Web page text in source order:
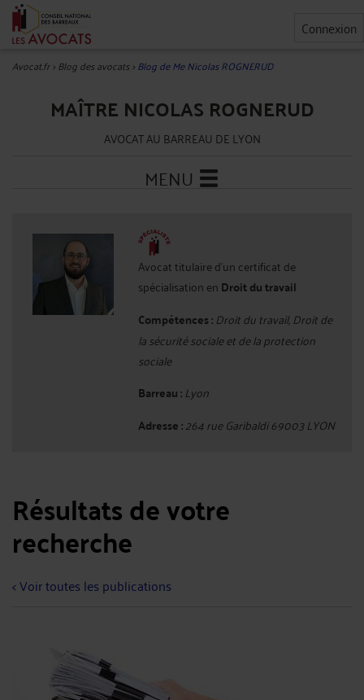
Connexion
Avocat.fr>Blog des avocats>Blog de Me Nicolas ROGNERUD
MAÎTRE NICOLAS ROGNERUD
AVOCAT AU BARREAU DE LYON
MENU
Avocat titulaire d'un certificat de
spécialisation en Droit du travail
Compétences : Droit du travail, Droit de
la sécurité sociale et de la protection
sociale
Barreau : Lyon
Adresse :264 rue Garibaldi 69003 LYON
Résultats de votre
recherche
< Voir toutes les publications